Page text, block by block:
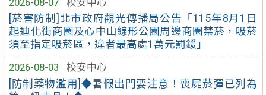
[菸害防制]北市政府觀光傳播局公告「115年8月1日
起迪化街商圈及心中山線形公園周邊商圈禁菸，吸菸
須至指定吸菸區，違者最高處1萬元罰鍰」
2026-08-03
校安中心
[防制藥物濫用]◆暑假出門要注意！喪屍菸彈已列為